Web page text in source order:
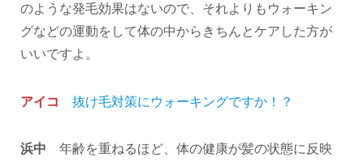
のような発毛効果はないので、それよりもウォーキン
グなどの運動をして体の中からきちんとケアした方が
いいですよ。
アイコ 抜け毛対策にウォーキングですか！？
浜中 年齢を重ねるほど、体の健康が髪の状態に反映